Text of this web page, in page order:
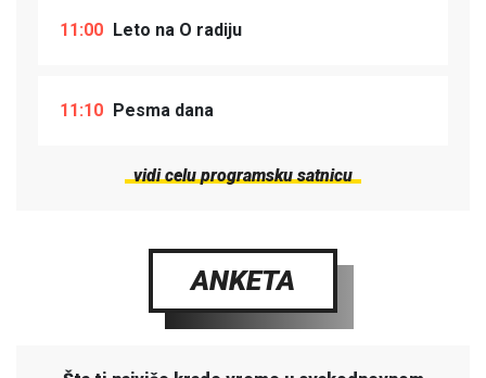
11:00 Leto na O radiju
11:10 Pesma dana
vidi celu programsku satnicu
ANKETA